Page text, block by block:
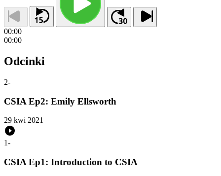
00:00
00:00
Odcinki
2-
CSIA Ep2: Emily Ellsworth
29 kwi 2021
1-
CSIA Ep1: Introduction to CSIA